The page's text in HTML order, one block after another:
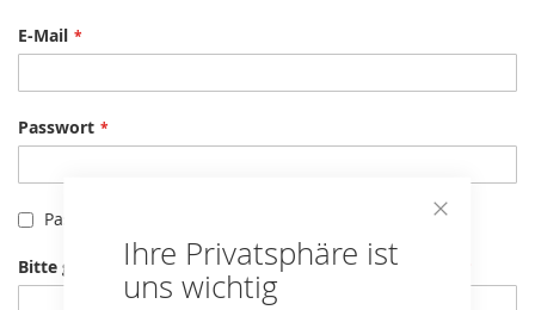
Ihre Privatsphäre ist
uns wichtig
E-Mail
Passwort
Passwort anzeigen
Bitte geben Sie die Buchstaben und Zahlen unten ein